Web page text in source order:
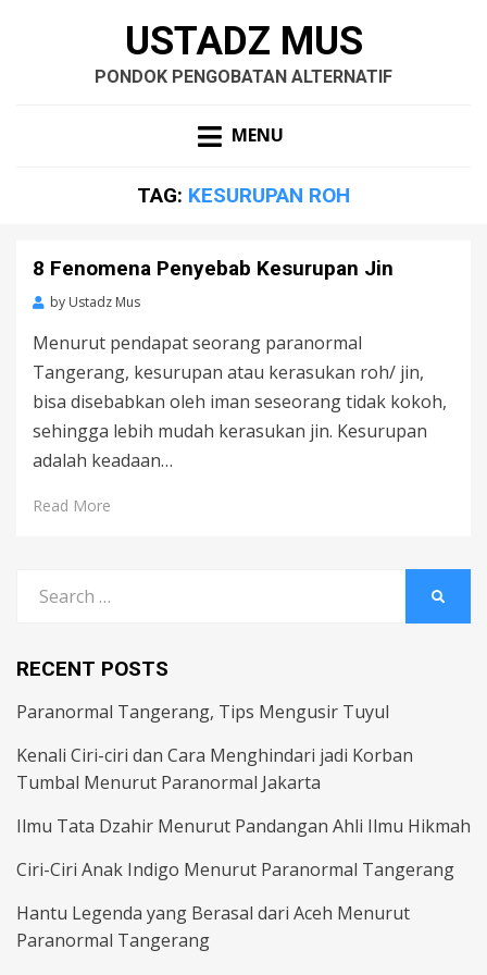
USTADZ MUS
PONDOK PENGOBATAN ALTERNATIF
MENU
TAG: KESURUPAN ROH
8 Fenomena Penyebab Kesurupan Jin
by Ustadz Mus
Menurut pendapat seorang paranormal
Tangerang, kesurupan atau kerasukan roh/ jin,
bisa disebabkan oleh iman seseorang tidak kokoh,
sehingga lebih mudah kerasukan jin. Kesurupan
adalah keadaan…
Read More
for:
RECENT POSTS
Paranormal Tangerang, Tips Mengusir Tuyul
Kenali Ciri-ciri dan Cara Menghindari jadi Korban
Tumbal Menurut Paranormal Jakarta
Ilmu Tata Dzahir Menurut Pandangan Ahli Ilmu Hikmah
Ciri-Ciri Anak Indigo Menurut Paranormal Tangerang
Hantu Legenda yang Berasal dari Aceh Menurut
Paranormal Tangerang